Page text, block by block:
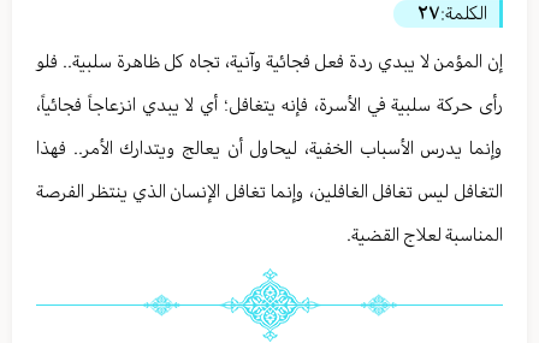
الكلمة:٢٧
إن المؤمن لا يبدي ردة فعل فجائية وآنية، تجاه كل ظاهرة سلبية.. فلو
رأى حركة سلبية في الأسرة، فإنه يتغافل؛ أي لا يبدي انزعاجاً فجائياً،
وإنما يدرس الأسباب الخفية، ليحاول أن يعالج ويتدارك الأمر.. فهذا
التغافل ليس تغافل الغافلين، وإنما تغافل الإنسان الذي ينتظر الفرصة
المناسبة لعلاج القضية.